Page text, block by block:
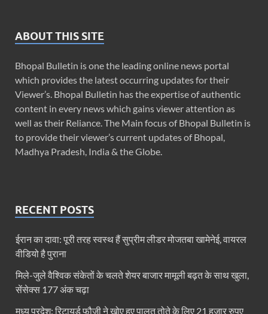
ABOUT THIS SITE
Bhopal Bulletin is one the leading online news portal
which provides the latest occurring updates for their
Viewer’s. Bhopal Bulletin has the expertise of authentic
content in every news which gains viewer attention as
well as their Reliance. The Main focus of Bhopal Bulletin is
to provide their viewer’s current updates of Bhopal,
Madhya Pradesh, India & the Globe.
RECENT POSTS
ईरान का दावा: पूरी तरह स्‍वस्‍थ हैं सुप्रीम लीडर मोजतबा खामेनेई, वायरल
वीड‍ियो है पुराना
मिले-जुले वैश्विक संकेतों के चलते शेयर बाजार मामूली बढ़त के साथ खुला,
सेंसेक्स 177 अंक चढ़ा
मध्य प्रदेश: रिटायर्ड फौजी ने खोए हुए पालतू तोते के लिए 21 हजार रुपए